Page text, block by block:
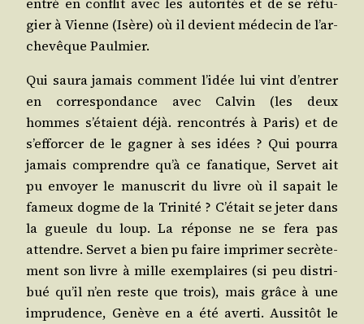
gier à Vienne (Isère) où il devient méde­cin de l’ar­
che­vêque Paulmier.
Qui sau­ra jamais com­ment l’i­dée lui vint d’en­trer
en cor­res­pon­dance avec Cal­vin (les deux
hommes s’é­taient déjà. ren­con­trés à Paris) et de
s’ef­for­cer de le gagner à ses idées ? Qui pour­ra
jamais com­prendre qu’à ce fana­tique, Ser­vet ait
pu envoyer le manus­crit du livre où il sapait le
fameux dogme de la Tri­ni­té ? C’é­tait se jeter dans
la gueule du loup. La réponse ne se fera pas
attendre. Ser­vet a bien pu faire impri­mer secrè­te­
ment son livre à mille exem­plaires (si peu dis­tri­
bué qu’il n’en reste que trois), mais grâce à une
impru­dence, Genève en a été aver­ti. Aus­si­tôt le